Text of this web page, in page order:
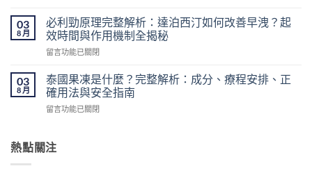
價
格、
50mg
錢、
醫
生
紙
與
安
的
壯
藥
港
怎
麼
龍
藥
房
壯
藥
推
薦
｜
男
03
8 月
必利勁原理完整解析：達泊西汀如何改善早洩？起
效時間與作用機制全揭秘
在
利
勁
原
理
解
留言功能已關閉
03
8 月
泰國果凍是什麼？完整解析：成分、療程安排、正
確用法與安全指南
在
果
凍
留言功能已關閉
熱點關注